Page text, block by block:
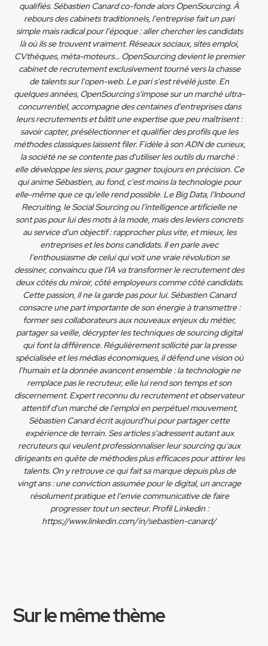
qualifiés. Sébastien Canard co-fonde alors OpenSourcing. À
rebours des cabinets traditionnels, l'entreprise fait un pari
simple mais radical pour l'époque : aller chercher les candidats
là où ils se trouvent vraiment. Réseaux sociaux, sites emploi,
CVthèques, méta-moteurs… OpenSourcing devient le premier
cabinet de recrutement exclusivement tourné vers la chasse
de talents sur l'open-web. Le pari s'est révélé juste. En
quelques années, OpenSourcing s'impose sur un marché ultra-
concurrentiel, accompagne des centaines d'entreprises dans
leurs recrutements et bâtit une expertise que peu maîtrisent :
savoir capter, présélectionner et qualifier des profils que les
méthodes classiques laissent filer. Fidèle à son ADN de curieux,
la société ne se contente pas d'utiliser les outils du marché :
elle développe les siens, pour gagner toujours en précision. Ce
qui anime Sébastien, au fond, c'est moins la technologie pour
elle-même que ce qu'elle rend possible. Le Big Data, l'Inbound
Recruiting, le Social Sourcing ou l'intelligence artificielle ne
sont pas pour lui des mots à la mode, mais des leviers concrets
au service d'un objectif : rapprocher plus vite, et mieux, les
entreprises et les bons candidats. Il en parle avec
l'enthousiasme de celui qui voit une vraie révolution se
dessiner, convaincu que l'IA va transformer le recrutement des
deux côtés du miroir, côté employeurs comme côté candidats.
Cette passion, il ne la garde pas pour lui. Sébastien Canard
consacre une part importante de son énergie à transmettre :
former ses collaborateurs aux nouveaux enjeux du métier,
partager sa veille, décrypter les techniques de sourcing digital
qui font la différence. Régulièrement sollicité par la presse
spécialisée et les médias économiques, il défend une vision où
l'humain et la donnée avancent ensemble : la technologie ne
remplace pas le recruteur, elle lui rend son temps et son
discernement. Expert reconnu du recrutement et observateur
attentif d'un marché de l'emploi en perpétuel mouvement,
Sébastien Canard écrit aujourd'hui pour partager cette
expérience de terrain. Ses articles s'adressent autant aux
recruteurs qui veulent professionnaliser leur sourcing qu'aux
dirigeants en quête de méthodes plus efficaces pour attirer les
talents. On y retrouve ce qui fait sa marque depuis plus de
vingt ans : une conviction assumée pour le digital, un ancrage
résolument pratique et l'envie communicative de faire
progresser tout un secteur. Profil Linkedin :
https://www.linkedin.com/in/sebastien-canard/
Sur le même thème